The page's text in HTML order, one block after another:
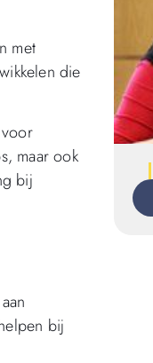
met
die
maar ook
bij
bij